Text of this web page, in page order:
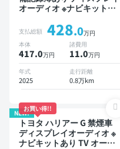
オーディオ ※ナビキットあ
モニター デジタルインナー
ミラー オートクルーズ ス
マートキー ETC 電動バッ
クドア バックモニター ド
ライブレコーダー フルエア
ロ 衝突軽減
支払総額 428.0万円
本体
417.0万円
諸費用
11.0万円
年式
2025
走行距離
0.8万km
NEW!
お買い得!!
トヨタ ハリアー G 禁煙車
ディスプレイオーディオ ※
ナビキットあり TV オート